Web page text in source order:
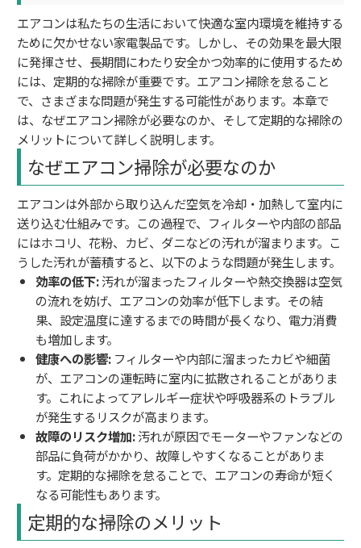
エアコンは私たちの生活において快適な室内環境を維持する
ために欠かせない家電製品です。しかし、その効果を最大限
に発揮させ、長期間にわたり安全かつ効率的に使用するため
には、定期的な掃除が重要です。エアコン掃除を怠ること
で、さまざまな問題が発生する可能性があります。本章で
は、なぜエアコン掃除が必要なのか、そして定期的な掃除の
メリットについて詳しく説明します。
なぜエアコン掃除が必要なのか
エアコンは外部から取り込んだ空気を冷却・加熱して室内に
送り込む仕組みです。この過程で、フィルターや内部の部品
にはホコリ、花粉、カビ、ダニなどの汚れが溜まります。こ
うした汚れが蓄積すると、以下のような問題が発生します。
効率の低下:汚れが溜まったフィルターや熱交換器は空気
の流れを妨げ、エアコンの効率が低下します。その結
果、設定温度に達するまでの時間が長くなり、電力消費
も増加します。
健康への影響: フィルターや内部に溜まったカビや細菌
が、エアコンの運転時に室内に拡散されることがありま
す。これによってアレルギー症状や呼吸器系のトラブル
が発生するリスクが高まります。
故障のリスク増加:汚れが原因でモーターやファンなどの
部品に負荷がかかり、故障しやすくなることがありま
す。定期的な掃除を怠ることで、エアコンの寿命が短く
なる可能性もあります。
定期的な掃除のメリット